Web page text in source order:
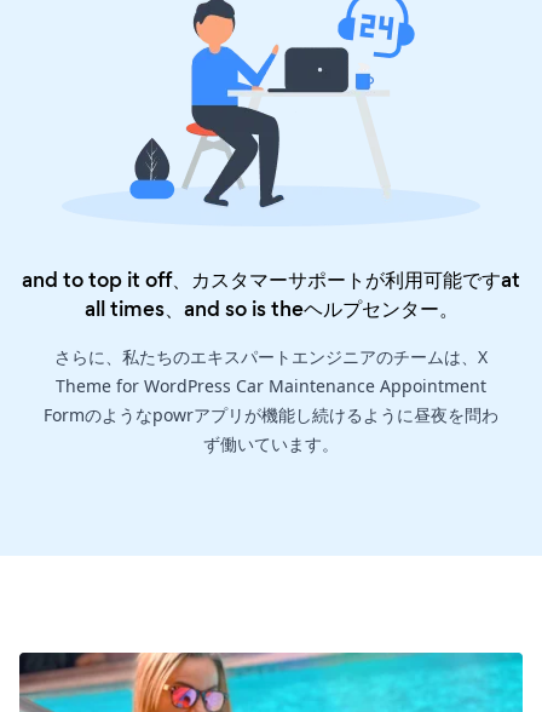
and to top it off、カスタマーサポートが利用可能ですat
all times、and so is theヘルプセンター。
さらに、私たちのエキスパートエンジニアのチームは、X
Theme for WordPress Car Maintenance Appointment
Formのようなpowrアプリが機能し続けるように昼夜を問わ
ず働いています。